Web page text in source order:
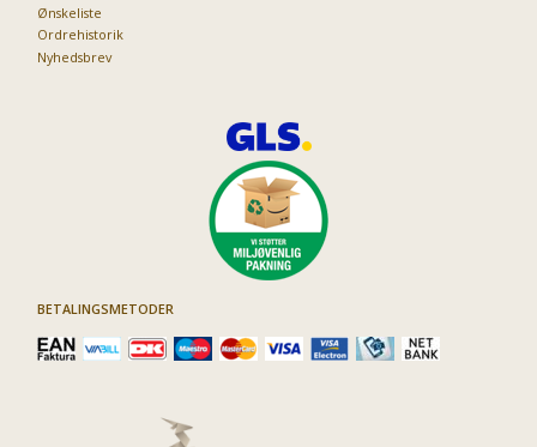
Ønskeliste
Ordrehistorik
Nyhedsbrev
BETALINGSMETODER